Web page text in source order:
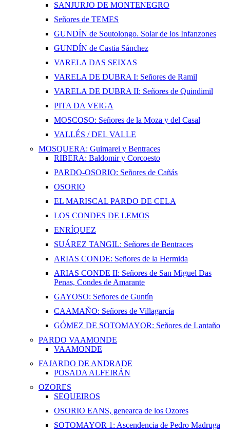
SANJURJO DE MONTENEGRO
Señores de TEMES
GUNDÍN de Soutolongo. Solar de los Infanzones
GUNDÍN de Castia Sánchez
VARELA DAS SEIXAS
VARELA DE DUBRA I: Señores de Ramil
VARELA DE DUBRA II: Señores de Quindimil
PITA DA VEIGA
MOSCOSO: Señores de la Moza y del Casal
VALLÉS / DEL VALLE
MOSQUERA: Guimarei y Bentraces
RIBERA: Baldomir y Corcoesto
PARDO-OSORIO: Señores de Cañás
OSORIO
EL MARISCAL PARDO DE CELA
LOS CONDES DE LEMOS
ENRÍQUEZ
SUÁREZ TANGIL: Señores de Bentraces
ARIAS CONDE: Señores de la Hermida
ARIAS CONDE II: Señores de San Miguel Das
Penas, Condes de Amarante
GAYOSO: Señores de Guntín
CAAMAÑO: Señores de Villagarcía
GÓMEZ DE SOTOMAYOR: Señores de Lantaño
PARDO VAAMONDE
VAAMONDE
FAJARDO DE ANDRADE
POSADA ALFEIRÁN
OZORES
SEQUEIROS
OSORIO EANS, genearca de los Ozores
SOTOMAYOR 1: Ascendencia de Pedro Madruga